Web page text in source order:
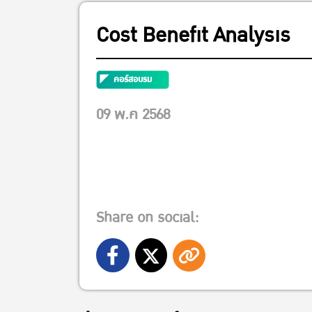
Cost Benefit Analysis
คอร์สอบรม
09 พ.ค 2568
Share on social: